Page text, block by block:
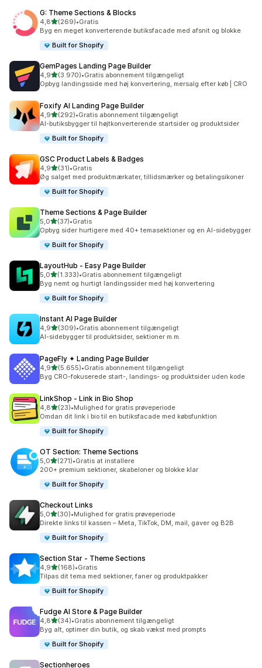
G: Theme Sections & Blocks
4,8ud af 5 stjerner
(269)
269 anmeldelser i alt
•Gratis
Byg en meget konverterende butiksfacade med afsnit og blokke
Built for Shopify
GemPages Landing Page Builder
4,9ud af 5 stjerner
(3.970)
3970 anmeldelser i alt
•Gratis abonnement tilgængeligt
Opbyg landingsside med høj konvertering, mersalg efter køb | CRO
Foxify AI Landing Page Builder
4,9ud af 5 stjerner
(292)
292 anmeldelser i alt
•Gratis abonnement tilgængeligt
AI-butiksbygger til højtkonverterende startsider og produktsider
Built for Shopify
GSC Product Labels & Badges
4,9ud af 5 stjerner
(31)
31 anmeldelser i alt
•Gratis
Øg salget med produktmærkater, tillidsmærker og betalingsikoner
Built for Shopify
Theme Sections & Page Builder
5,0ud af 5 stjerner
(37)
37 anmeldelser i alt
•Gratis
Opbyg sider hurtigere med 40+ temasektioner og en AI-sidebygger
Built for Shopify
LayoutHub ‑ Easy Page Builder
5,0ud af 5 stjerner
(1.333)
1333 anmeldelser i alt
•Gratis abonnement tilgængeligt
Byg nemt og hurtigt landingssider med høj konvertering
Built for Shopify
Instant AI Page Builder
4,9ud af 5 stjerner
(309)
309 anmeldelser i alt
•Gratis abonnement tilgængeligt
AI-sidebygger til produktsider, sektioner m.m.
PageFly ✦ Landing Page Builder
4,9ud af 5 stjerner
(5.655)
5655 anmeldelser i alt
•Gratis abonnement tilgængeligt
Byg CRO-fokuserede start-, landings- og produktsider uden kode
LinkShop ‑ Link in Bio Shop
4,8ud af 5 stjerner
(23)
23 anmeldelser i alt
•Mulighed for gratis prøveperiode
Omdan dit link i bio til en butiksfacade med købsfunktion
Built for Shopify
OT Section: Theme Sections
5,0ud af 5 stjerner
(271)
271 anmeldelser i alt
•Gratis at installere
200+ premium sektioner, skabeloner og blokke klar
Built for Shopify
Checkout Links
5,0ud af 5 stjerner
(30)
30 anmeldelser i alt
•Mulighed for gratis prøveperiode
Direkte links til kassen – Meta, TikTok, DM, mail, gaver og B2B
Built for Shopify
Section Star ‑ Theme Sections
4,9ud af 5 stjerner
(168)
168 anmeldelser i alt
•Gratis
Tilpas dit tema med sektioner, faner og produktpakker
Built for Shopify
Fudge AI Store & Page Builder
4,8ud af 5 stjerner
(34)
34 anmeldelser i alt
•Gratis abonnement tilgængeligt
Byg alt, optimer din butik, og skab vækst med prompts
Built for Shopify
Sectionheroes